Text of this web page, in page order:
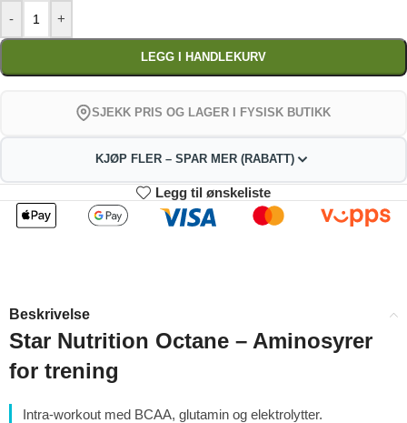
- +
LEGG I HANDLEKURV
SJEKK PRIS OG LAGER I FYSISK BUTIKK
KJØP FLER – SPAR MER (RABATT)
2
305.91
kr
3-4
302.82
4%
Legg til ønskeliste
Beskrivelse
Star Nutrition Octane – Aminosyrer
for trening
Intra-workout med BCAA, glutamin og elektrolytter.